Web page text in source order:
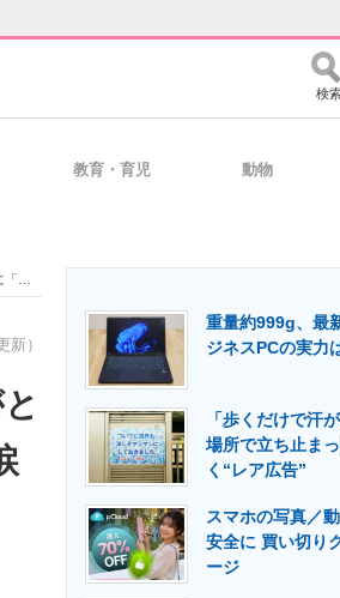
営リーダーのコミュニティ マーケ×ITの今
造業のIT導入・活用を支援
エネルギーの専門メディア 建設×テクノロ
検
教育・育児 動物
」
新）
重量約999g、最
ジネスPCの実力
「歩くだけで
場所で立ち止ま
く“レア広告”
スマホの写真／
安全に 買い切り
ージ